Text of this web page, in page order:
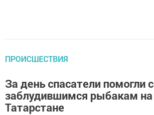
ПРОИСШЕСТВИЯ
За день спасатели
заблудившимся рыбакам на
Татарстане